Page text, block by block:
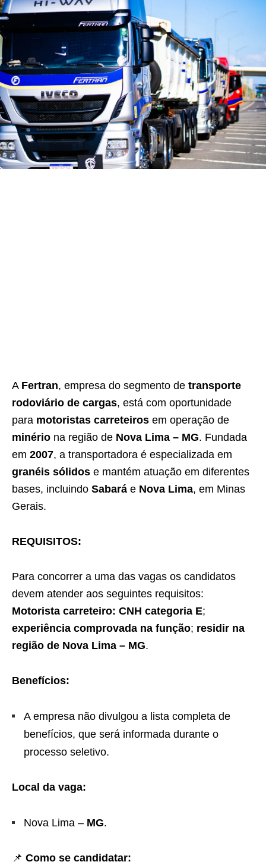
A Fertran, empresa do segmento de transporte
rodoviário de cargas, está com oportunidade
para motoristas carreteiros em operação de
minério na região de Nova Lima – MG. Fundada
em 2007, a transportadora é especializada em
granéis sólidos e mantém atuação em diferentes
bases, incluindo Sabará e Nova Lima, em Minas
Gerais.
REQUISITOS:
Para concorrer a uma das vagas os candidatos
devem atender aos seguintes requisitos:
Motorista carreteiro: CNH categoria E;
experiência comprovada na função; residir na
região de Nova Lima – MG.
Benefícios:
A empresa não divulgou a lista completa de
benefícios, que será informada durante o
processo seletivo.
Local da vaga:
Nova Lima – MG.
📌 Como se candidatar: